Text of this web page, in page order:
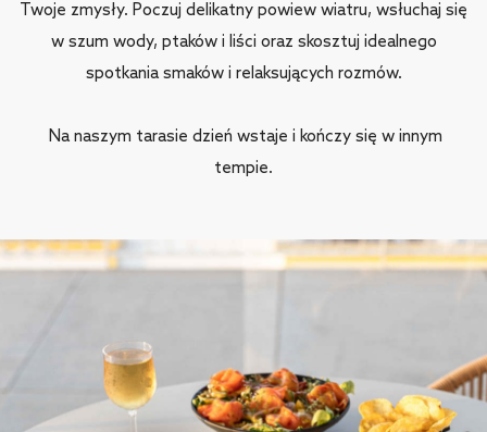
Twoje zmysły. Poczuj delikatny powiew wiatru, wsłuchaj się
w szum wody, ptaków i liści oraz skosztuj idealnego
spotkania smaków i relaksujących rozmów.
Na naszym tarasie dzień wstaje i kończy się w innym
tempie.